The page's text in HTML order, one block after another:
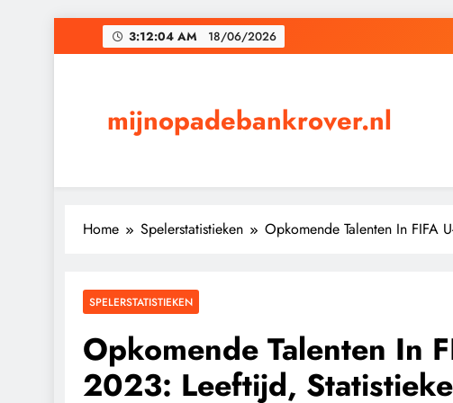
to
3:12:05 AM 18/06/2026
mijnopadebankrover.nl
Home Spelerstatistieken Opkomende Talenten In FIFA
SPELERSTATISTIEKEN
Opkomende Talenten In
2023: Leeftijd,